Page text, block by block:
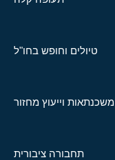
טיולים וחופש בחו"ל
משכנתאות וייעוץ מחזור
תחבורה ציבורית